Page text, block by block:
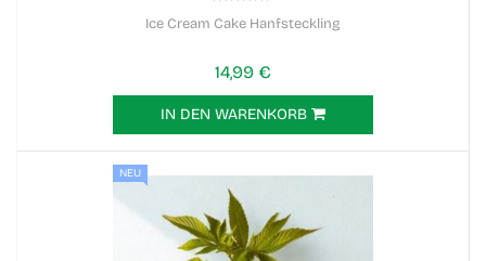
Ice Cream Cake Hanfsteckling
14,99 €
IN DEN WARENKORB
NEU